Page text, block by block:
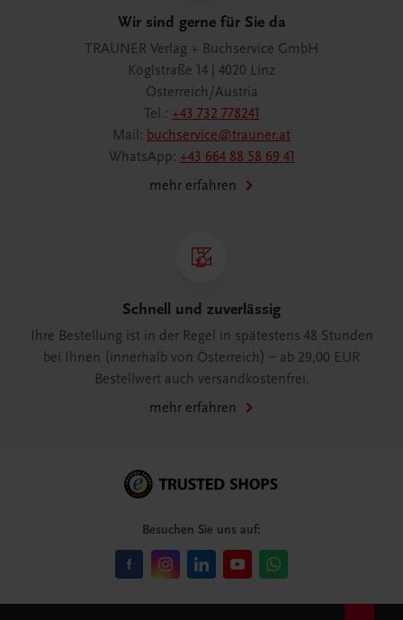
Wir sind gerne für Sie da
TRAUNER Verlag + Buchservice GmbH
Köglstraße 14 | 4020 Linz
Österreich/Austria
Tel.: +43 732 778241
Mail: buchservice@trauner.at
WhatsApp: +43 664 88 58 69 41
mehr erfahren
Schnell und zuverlässig
Ihre Bestellung ist in der Regel in spätestens 48 Stunden
bei Ihnen (innerhalb von Österreich) – ab 29,00 EUR
Bestellwert auch versandkostenfrei.
mehr erfahren
Besuchen Sie uns auf: